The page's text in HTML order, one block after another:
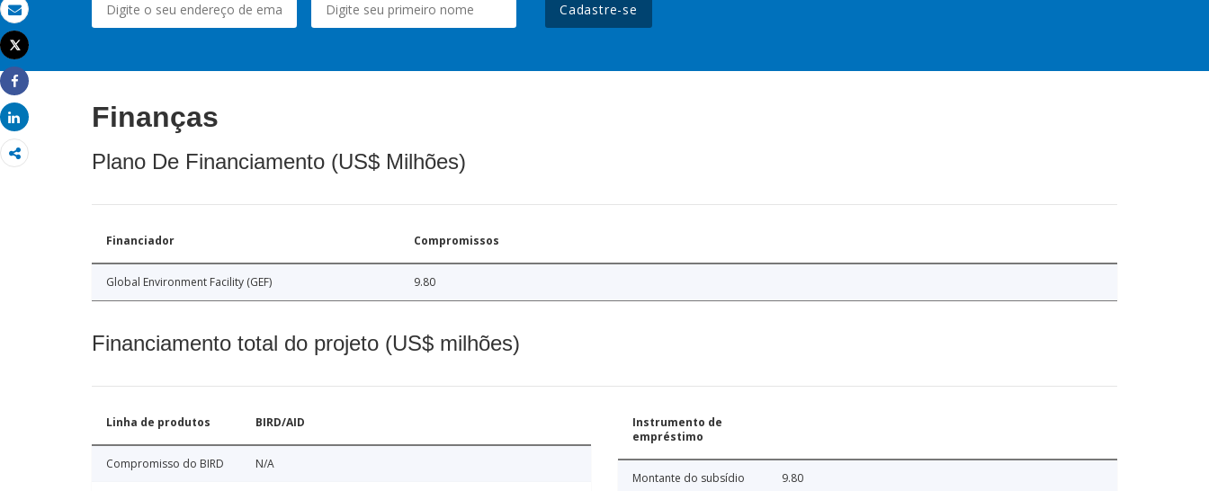
Email
Imprimir
Tweet
Share
Share
Cadastre-se
Finanças
Plano De Financiamento (US$ Milhões)
Financiador Compromissos
Global Environment Facility (GEF) 9.80
Financiamento total do projeto (US$ milhões)
Linha de produtos BIRD/AID
Compromisso do BIRD N/A
Instrumento de
empréstimo
Montante do subsídio 9.80